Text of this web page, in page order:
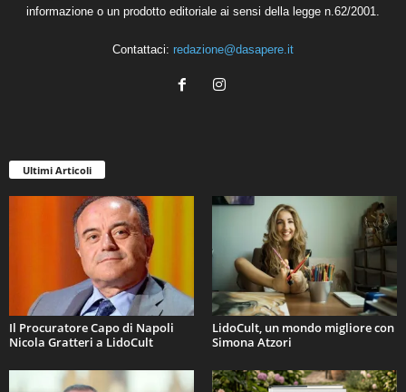
informazione o un prodotto editoriale ai sensi della legge n.62/2001.
Contattaci: redazione@dasapere.it
Ultimi Articoli
Il Procuratore Capo di Napoli
Nicola Gratteri a LidoCult
LidoCult, un mondo migliore con
Simona Atzori